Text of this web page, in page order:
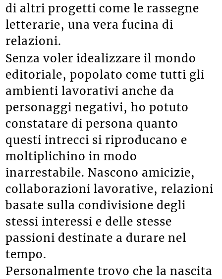
di altri progetti come le rassegne
letterarie, una vera fucina di
relazioni.
Senza voler idealizzare il mondo
editoriale, popolato come tutti gli
ambienti lavorativi anche da
personaggi negativi, ho potuto
constatare di persona quanto
questi intrecci si riproducano e
moltiplichino in modo
inarrestabile. Nascono amicizie,
collaborazioni lavorative, relazioni
basate sulla condivisione degli
stessi interessi e delle stesse
passioni destinate a durare nel
tempo.
Personalmente trovo che la nascita